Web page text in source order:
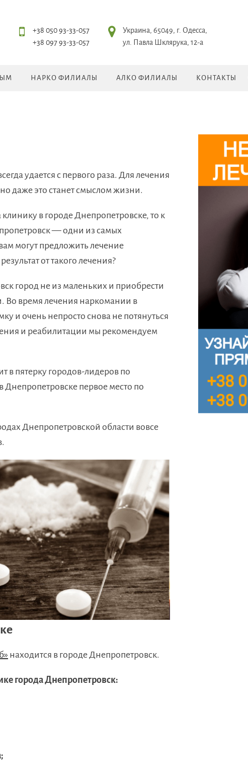
+38 050 93-33-057
+38 097 93-33-057
Украина, 65049, г. Одесса,
ул. Павла Шклярука, 12-а
НАРКО ФИЛИАЛЫ АЛКО ФИЛИАЛЫ КОНТАКТЫ
удается с первого раза. Для лечения
даже это станет смыслом жизни.
в городе Днепропетровске, то к
— одни из самых
могут предложить лечение
от такого лечения?
город не из маленьких и приобрести
Во время лечения наркомании в
и очень непросто снова не потянуться
и реабилитации мы рекомендуем
в пятерку городов-лидеров по
первое место по
Днепропетровской области вовсе
находится в городе Днепропетровск.
города Днепропетровск: